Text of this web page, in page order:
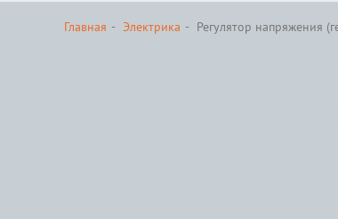
Главная Электрика Регулятор напряжения